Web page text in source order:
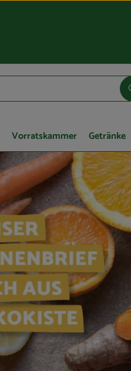
Vorratskammer Getränke